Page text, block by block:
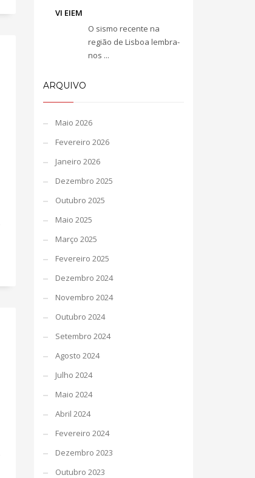
VI EIEM
O sismo recente na
região de Lisboa lembra-
nos ...
ARQUIVO
Maio 2026
Fevereiro 2026
Janeiro 2026
Dezembro 2025
Outubro 2025
Maio 2025
Março 2025
Fevereiro 2025
Dezembro 2024
Novembro 2024
Outubro 2024
Setembro 2024
Agosto 2024
Julho 2024
Maio 2024
Abril 2024
Fevereiro 2024
Dezembro 2023
Outubro 2023